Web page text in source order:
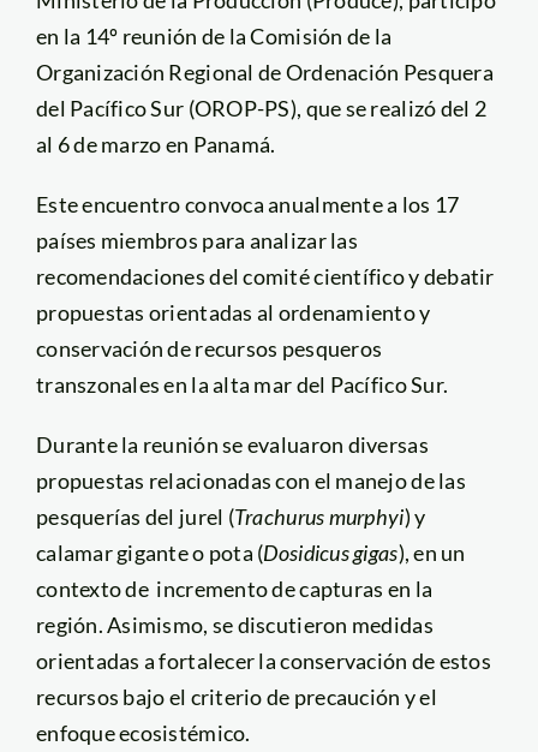
en la 14º reunión de la Comisión de la
Organización Regional de Ordenación Pesquera
del Pacífico Sur (OROP-PS), que se realizó del 2
al 6 de marzo en Panamá.
Este encuentro convoca anualmente a los 17
países miembros para analizar las
recomendaciones del comité científico y debatir
propuestas orientadas al ordenamiento y
conservación de recursos pesqueros
transzonales en la alta mar del Pacífico Sur.
Durante la reunión se evaluaron diversas
propuestas relacionadas con el manejo de las
pesquerías del jurel (Trachurus murphyi) y
calamar gigante o pota (Dosidicus gigas), en un
contexto de incremento de capturas en la
región. Asimismo, se discutieron medidas
orientadas a fortalecer la conservación de estos
recursos bajo el criterio de precaución y el
enfoque ecosistémico.